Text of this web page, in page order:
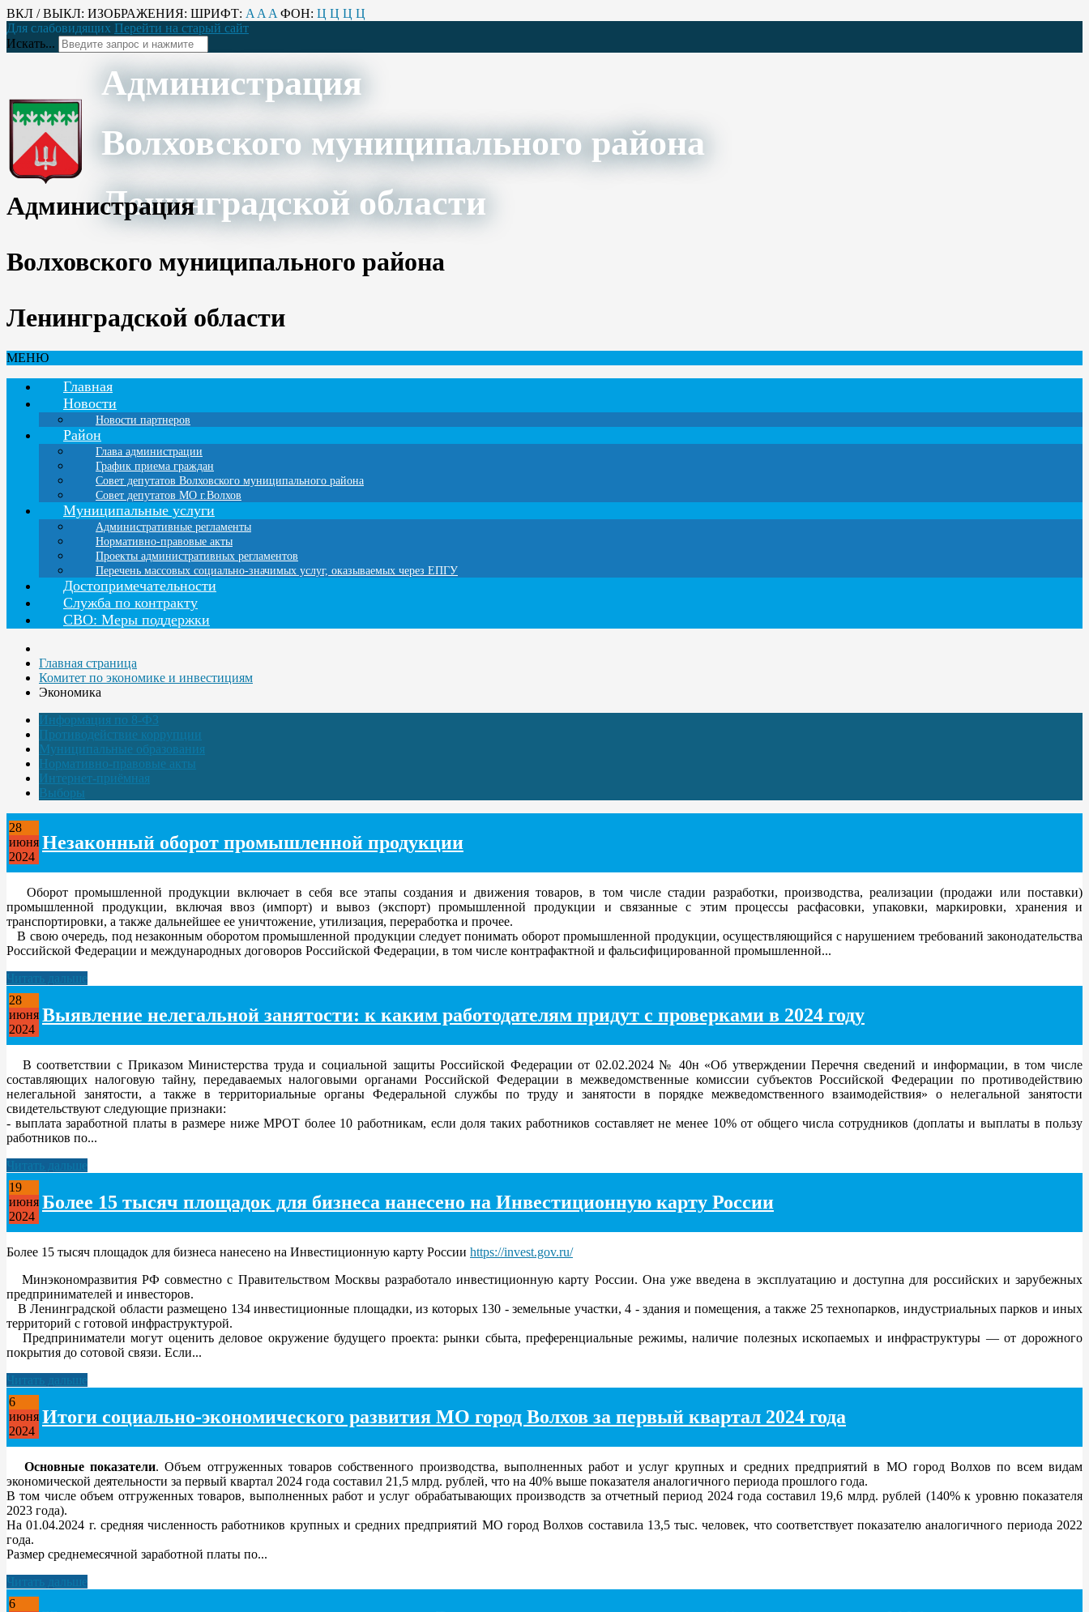
ВКЛ / ВЫКЛ: ИЗОБРАЖЕНИЯ: ШРИФТ: A A A ФОН: Ц Ц Ц Ц
Для слабовидящих Перейти на старый сайт
Искать...
Администрация
Волховского муниципального района
Ленинградской области
Администрация
Волховского муниципального района
Ленинградской области
МЕНЮ
Главная
Новости
Новости партнеров
Район
Глава администрации
График приема граждан
Совет депутатов Волховского муниципального района
Совет депутатов МО г.Волхов
Муниципальные услуги
Административные регламенты
Нормативно-правовые акты
Проекты административных регламентов
Перечень массовых социально-значимых услуг, оказываемых через ЕПГУ
Достопримечательности
Служба по контракту
СВО: Меры поддержки
Главная страница
Комитет по экономике и инвестициям
Экономика
Информация по 8-ФЗ
Противодействие коррупции
Муниципальные образования
Нормативно-правовые акты
Интернет-приёмная
Выборы
28
июня
2024
Незаконный оборот промышленной продукции
Оборот промышленной продукции включает в себя все этапы создания и движения товаров, в том числе стадии разработки, производства, реализации (продажи или поставки)
промышленной продукции, включая ввоз (импорт) и вывоз (экспорт) промышленной продукции и связанные с этим процессы расфасовки, упаковки, маркировки, хранения и
транспортировки, а также дальнейшее ее уничтожение, утилизация, переработка и прочее.
В свою очередь, под незаконным оборотом промышленной продукции следует понимать оборот промышленной продукции, осуществляющийся с нарушением требований законодательства
Российской Федерации и международных договоров Российской Федерации, в том числе контрафактной и фальсифицированной промышленной...
Читать дальше
28
июня
2024
Выявление нелегальной занятости: к каким работодателям придут с проверками в 2024 году
В соответствии с Приказом Министерства труда и социальной защиты Российской Федерации от 02.02.2024 № 40н «Об утверждении Перечня сведений и информации, в том числе
составляющих налоговую тайну, передаваемых налоговыми органами Российской Федерации в межведомственные комиссии субъектов Российской Федерации по противодействию
нелегальной занятости, а также в территориальные органы Федеральной службы по труду и занятости в порядке межведомственного взаимодействия» о нелегальной занятости
свидетельствуют следующие признаки:
- выплата заработной платы в размере ниже МРОТ более 10 работникам, если доля таких работников составляет не менее 10% от общего числа сотрудников (доплаты и выплаты в пользу
работников по...
Читать дальше
19
июня
2024
Более 15 тысяч площадок для бизнеса нанесено на Инвестиционную карту России
Более 15 тысяч площадок для бизнеса нанесено на Инвестиционную карту России https://invest.gov.ru/
Минэкономразвития РФ совместно с Правительством Москвы разработало инвестиционную карту России. Она уже введена в эксплуатацию и доступна для российских и зарубежных
предпринимателей и инвесторов.
В Ленинградской области размещено 134 инвестиционные площадки, из которых 130 - земельные участки, 4 - здания и помещения, а также 25 технопарков, индустриальных парков и иных
территорий с готовой инфраструктурой.
Предприниматели могут оценить деловое окружение будущего проекта: рынки сбыта, преференциальные режимы, наличие полезных ископаемых и инфраструктуры — от дорожного
покрытия до сотовой связи. Если...
Читать дальше
6
июня
2024
Итоги социально-экономического развития МО город Волхов за первый квартал 2024 года
Основные показатели. Объем отгруженных товаров собственного производства, выполненных работ и услуг крупных и средних предприятий в МО город Волхов по всем видам
экономической деятельности за первый квартал 2024 года составил 21,5 млрд. рублей, что на 40% выше показателя аналогичного периода прошлого года.
В том числе объем отгруженных товаров, выполненных работ и услуг обрабатывающих производств за отчетный период 2024 года составил 19,6 млрд. рублей (140% к уровню показателя
2023 года).
На 01.04.2024 г. средняя численность работников крупных и средних предприятий МО город Волхов составила 13,5 тыс. человек, что соответствует показателю аналогичного периода 2022
года.
Размер среднемесячной заработной платы по...
Читать дальше
6